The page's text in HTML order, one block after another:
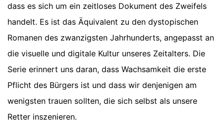
dass es sich um ein zeitloses Dokument des Zweifels
handelt. Es ist das Äquivalent zu den dystopischen
Romanen des zwanzigsten Jahrhunderts, angepasst an
die visuelle und digitale Kultur unseres Zeitalters. Die
Serie erinnert uns daran, dass Wachsamkeit die erste
Pflicht des Bürgers ist und dass wir denjenigen am
wenigsten trauen sollten, die sich selbst als unsere
Retter inszenieren.